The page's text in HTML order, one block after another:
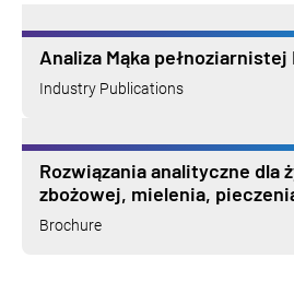
Analiza Mąka pełnoziarnistej
Industry Publications
Rozwiązania analityczne dla
zbożowej, mielenia,
Brochure